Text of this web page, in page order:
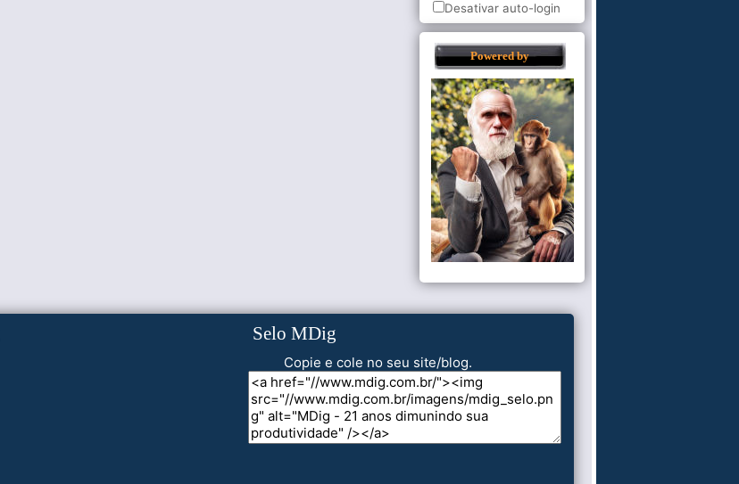
Desativar auto-login
Powered by
Selo MDig
Copie e cole no seu site/blog.